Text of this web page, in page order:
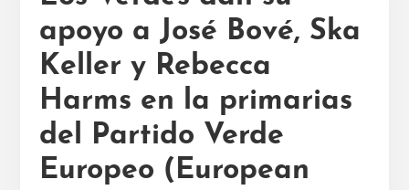
Los
Verdes.
apoyo a José Bové, Ska
Keller y Rebecca
Harms en la primarias
del Partido Verde
Europeo (European